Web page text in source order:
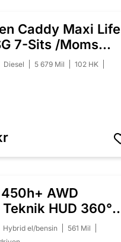
NYINKOMMEN
Caddy Maxi Life
7-Sits /Moms
Diesel 5 679 Mil
102 HK
NYINKOMMEN
AWD
HUD 360°
Hybrid el/bensin
561 Mil